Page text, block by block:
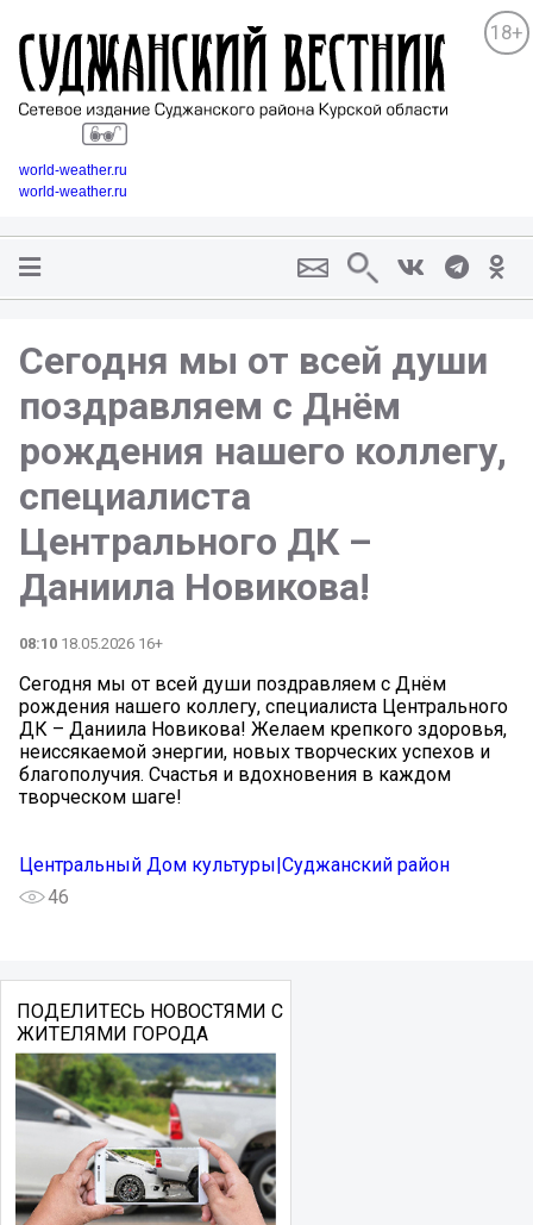
18+
world-weather.ru
world-weather.ru
Сегодня мы от всей души
поздравляем с Днём
рождения нашего коллегу,
специалиста
Центрального ДК –
Даниила Новикова!
08:10 18.05.2026 16+
Сегодня мы от всей души поздравляем с Днём
рождения нашего коллегу, специалиста Центрального
ДК – Даниила Новикова! Желаем крепкого здоровья,
неиссякаемой энергии, новых творческих успехов и
благополучия. Счастья и вдохновения в каждом
творческом шаге!
Центральный Дом культуры|Суджанский район
46
ПОДЕЛИТЕСЬ НОВОСТЯМИ С
ЖИТЕЛЯМИ ГОРОДА